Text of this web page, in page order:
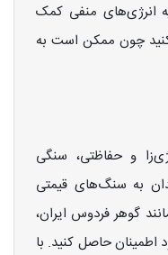
انرژی‌های منفی کمک
چون ممکن است به
و حفاظتی، سنگی
به سنگ‌های قیمتی
گوهر فردوس ایران،
حاصل کنید. با